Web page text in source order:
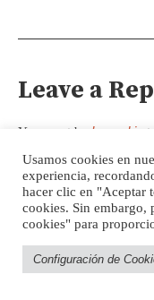
Leave a
You must be logged in
FOUCAULT
Usamos cookies en
experiencia,
hacer clic en "Aceptar
cookies. Sin embargo,
cookies" para
Configuración de